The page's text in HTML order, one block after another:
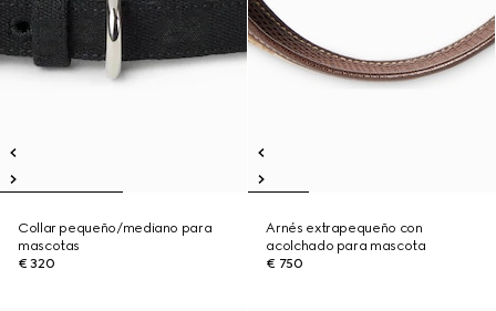
Collar pequeño/mediano para
mascotas
€ 320
Arnés extrapequeño con
acolchado para mascota
€ 750